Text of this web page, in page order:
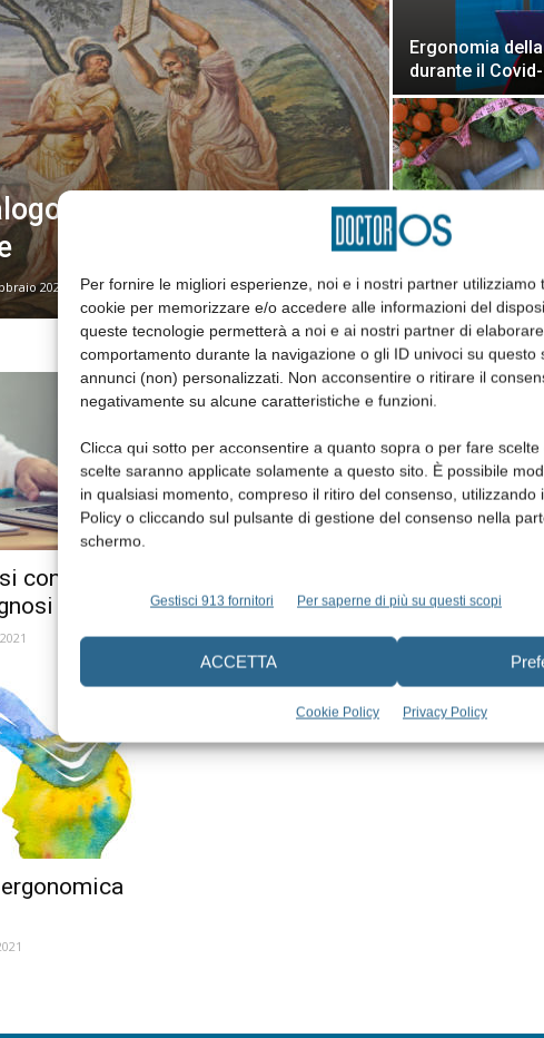
Per fornire le migliori esperienze, noi e i nostri partner utilizziamo
cookie per memorizzare e/o accedere alle informazioni del
queste tecnologie permetterà a noi e ai nostri partner di
comportamento durante la navigazione o gli ID univoci su questo
annunci (non) personalizzati. Non acconsentire o ritirare il
negativamente su alcune caratteristiche e funzioni.
Clicca qui sotto per acconsentire a quanto sopra o per fare
scelte saranno applicate solamente a questo sito. È possibile
in qualsiasi momento, compreso il ritiro del consenso, utilizzando
Policy o cliccando sul pulsante di gestione del consenso nella
schermo.
Gestisci 913 fornitori Per saperne di più su questi scopi
ACCETTA
Cookie Policy Privacy Policy
di
2022
Ergonomia
durante il
risultato: lo stile
contestuale
Carlo Guastamacchia 24 Marzo 2021